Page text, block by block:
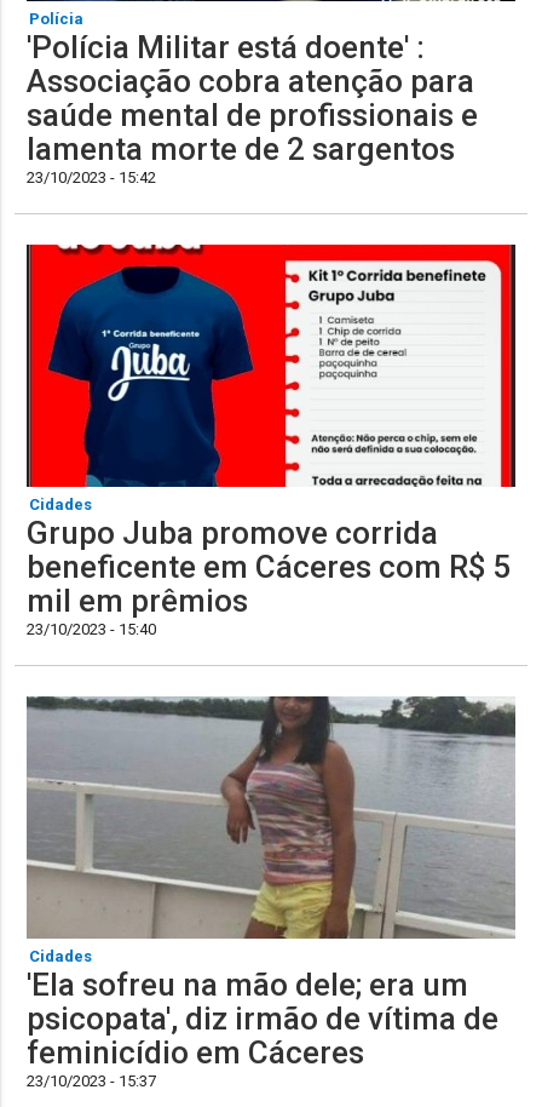
Polícia
'Polícia Militar está doente' :
Associação cobra atenção para
saúde mental de profissionais e
lamenta morte de 2 sargentos
23/10/2023 - 15:42
Cidades
Grupo Juba promove corrida
beneficente em Cáceres com R$ 5
mil em prêmios
23/10/2023 - 15:40
Cidades
'Ela sofreu na mão dele; era um
psicopata', diz irmão de vítima de
feminicídio em Cáceres
23/10/2023 - 15:37